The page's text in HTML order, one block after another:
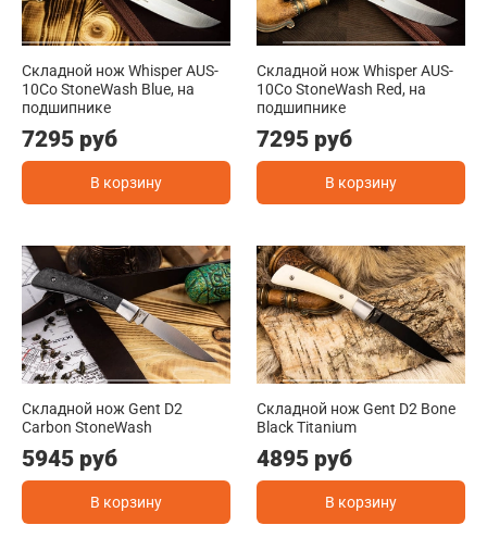
Складной нож Whisper AUS-
10Co StoneWash Blue, на
подшипнике
7295 руб
В корзину
Складной нож Whisper AUS-
10Co StoneWash Red, на
подшипнике
7295 руб
В корзину
Складной нож Gent D2
Carbon StoneWash
5945 руб
В корзину
Складной нож Gent D2 Bone
Black Titanium
4895 руб
В корзину